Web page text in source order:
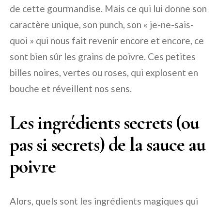
de cette gourmandise. Mais ce qui lui donne son
caractère unique, son punch, son « je-ne-sais-
quoi » qui nous fait revenir encore et encore, ce
sont bien sûr les grains de poivre. Ces petites
billes noires, vertes ou roses, qui explosent en
bouche et réveillent nos sens.
Les ingrédients secrets (ou
pas si secrets) de la sauce au
poivre
Alors, quels sont les ingrédients magiques qui